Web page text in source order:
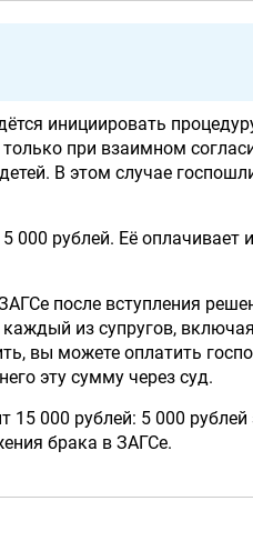
инициировать
при взаимном
В этом случае
000 рублей. Её оплачивает
после вступления
из супругов,
вы можете оплатить
эту сумму через суд.
000 рублей: 5 000 рублей
брака в ЗАГСе.